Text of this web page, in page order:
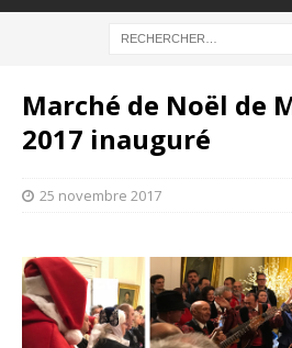
Marché de Noël de
2017 inauguré
25 novembre 2017